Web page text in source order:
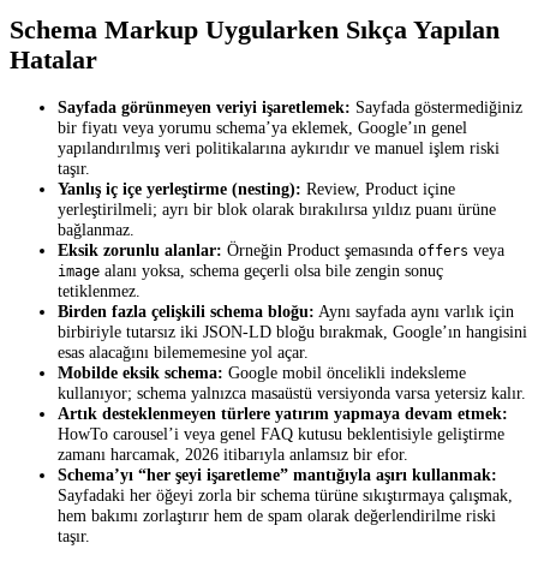
Schema Markup Uygularken Sıkça Yapılan
Hatalar
Sayfada görünmeyen veriyi işaretlemek: Sayfada göstermediğiniz
bir fiyatı veya yorumu schema’ya eklemek, Google’ın genel
yapılandırılmış veri politikalarına aykırıdır ve manuel işlem riski
taşır.
Yanlış iç içe yerleştirme (nesting): Review, Product içine
yerleştirilmeli; ayrı bir blok olarak bırakılırsa yıldız puanı ürüne
bağlanmaz.
Eksik zorunlu alanlar: Örneğin Product şemasında offers veya
image alanı yoksa, schema geçerli olsa bile zengin sonuç
tetiklenmez.
Birden fazla çelişkili schema bloğu: Aynı sayfada aynı varlık için
birbiriyle tutarsız iki JSON-LD bloğu bırakmak, Google’ın hangisini
esas alacağını bilememesine yol açar.
Mobilde eksik schema: Google mobil öncelikli indeksleme
kullanıyor; schema yalnızca masaüstü versiyonda varsa yetersiz kalır.
Artık desteklenmeyen türlere yatırım yapmaya devam etmek:
HowTo carousel’i veya genel FAQ kutusu beklentisiyle geliştirme
zamanı harcamak, 2026 itibarıyla anlamsız bir efor.
Schema’yı “her şeyi işaretleme” mantığıyla aşırı kullanmak:
Sayfadaki her öğeyi zorla bir schema türüne sıkıştırmaya çalışmak,
hem bakımı zorlaştırır hem de spam olarak değerlendirilme riski
taşır.